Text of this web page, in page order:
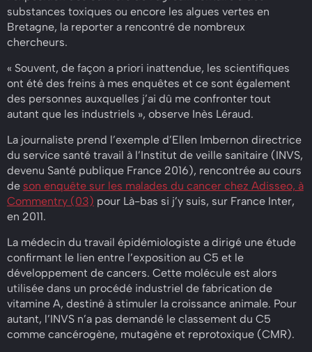
substances toxiques ou encore les algues vertes en
Bretagne, la reporter a rencontré de nombreux
chercheurs.
« Souvent, de façon a priori inattendue, les scientifiques
ont été des freins à mes enquêtes et ce sont également
des personnes auxquelles j’ai dû me confronter tout
autant que les industriels », observe Inès Léraud.
La journaliste prend l’exemple d’Ellen Imbernon directrice
du service santé travail à l’Institut de veille sanitaire (INVS,
devenu Santé publique France 2016), rencontrée au cours
de son enquête sur les malades du cancer chez Adisseo, à
Commentry (03) pour Là-bas si j’y suis, sur France Inter,
en 2011.
La médecin du travail épidémiologiste a dirigé une étude
confirmant le lien entre l’exposition au C5 et le
développement de cancers. Cette molécule est alors
utilisée dans un procédé industriel de fabrication de
vitamine A, destiné à stimuler la croissance animale. Pour
autant, l’INVS n’a pas demandé le classement du C5
comme cancérogène, mutagène et reprotoxique (CMR).